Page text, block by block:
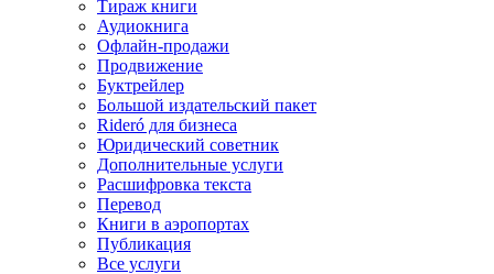
Тираж книги
Аудиокнига
Офлайн-продажи
Продвижение
Буктрейлер
Большой издательский пакет
Rideró для бизнеса
Юридический советник
Дополнительные услуги
Расшифровка текста
Перевод
Книги в аэропортах
Публикация
Все услуги